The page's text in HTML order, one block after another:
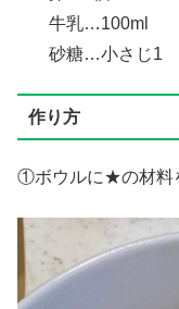
牛乳…100ml
砂糖…小さじ1
作り方
①ボウルに★の材料